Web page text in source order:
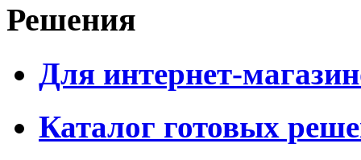
Решения
Для интернет-
Каталог готовых